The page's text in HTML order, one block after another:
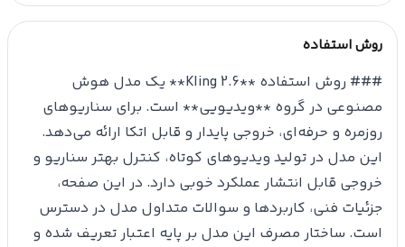
روش استفاده
### روش استفاده **Kling 2.6** یک مدل هوش
مصنوعی در گروه **ویدیویی** است. برای سناریوهای
روزمره و حرفه‌ای، خروجی پایدار و قابل اتکا ارائه می‌دهد.
این مدل در تولید ویدیوهای کوتاه، کنترل بهتر سناریو و
خروجی قابل انتشار عملکرد خوبی دارد. در این صفحه،
جزئیات فنی، کاربردها و سوالات متداول مدل در دسترس
است. ساختار مصرف این مدل بر پایه اعتبار تعریف شده و